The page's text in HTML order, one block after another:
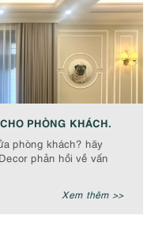
PHÒNG KHÁCH.
phòng khách? hãy
phản hồi về vấn
Xem thêm >>